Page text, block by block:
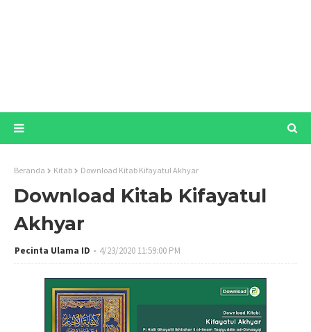
Beranda Kitab Download Kitab Kifayatul Akhyar
Download Kitab Kifayatul
Akhyar
Pecinta Ulama ID 4/23/2020 11:59:00 PM